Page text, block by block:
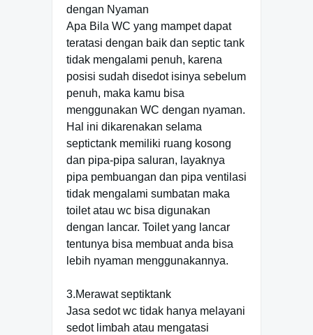
dengan Nyaman
Apa Bila WC yang mampet dapat
teratasi dengan baik dan septic tank
tidak mengalami penuh, karena
posisi sudah disedot isinya sebelum
penuh, maka kamu bisa
menggunakan WC dengan nyaman.
Hal ini dikarenakan selama
septictank memiliki ruang kosong
dan pipa-pipa saluran, layaknya
pipa pembuangan dan pipa ventilasi
tidak mengalami sumbatan maka
toilet atau wc bisa digunakan
dengan lancar. Toilet yang lancar
tentunya bisa membuat anda bisa
lebih nyaman menggunakannya.
3.Merawat septiktank
Jasa sedot wc tidak hanya melayani
sedot limbah atau mengatasi